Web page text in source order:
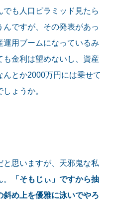
でも人口ピラミッド見たら
ですが、その発表があっ
用ブームになっているみ
も金利は望めないし、資産
とか2000万円には乗せて
ょうか。
と思いますが、天邪鬼な私
「そもじぃ」ですから抽
め上を優雅に泳いでやろ